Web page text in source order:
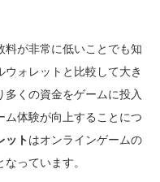
料が非常に低いことでも知
ォレットと比較して大き
多くの資金をゲームに投入
ム体験が向上することにつ
ット はオンラインゲームの
っています。